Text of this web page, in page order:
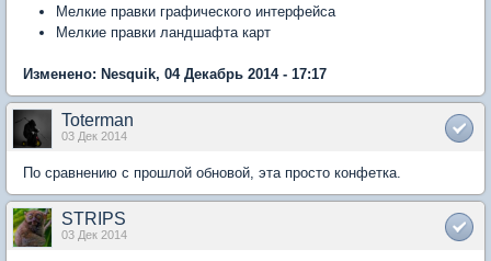
Мелкие правки графического интерфейса
Мелкие правки ландшафта карт
Изменено: Nesquik, 04 Декабрь 2014 - 17:17
Toterman
03 Дек 2014
По сравнению с прошлой обновой, эта просто конфетка.
STRIPS
03 Дек 2014